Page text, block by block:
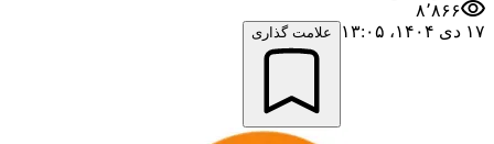
۸٬۸۶۶
۱۷ دی ۱۴۰۴،‏ ۱۳:۰۵
علامت گذاری